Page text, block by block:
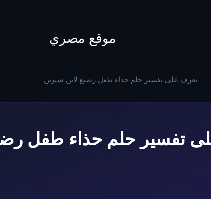
موقع مصري
- تعرف على تفسير حلم حذاء طفل رضيع لابن سيرين
تفسير حلم حذاء طفل